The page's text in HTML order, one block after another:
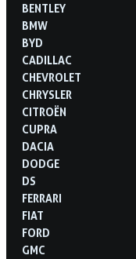
BENTLEY
BMW
BYD
CADILLAC
CHEVROLET
CHRYSLER
CITROËN
CUPRA
DACIA
DODGE
DS
FERRARI
FIAT
FORD
GMC